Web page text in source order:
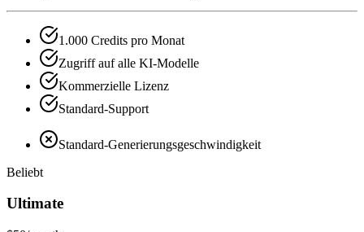
1.000 Credits pro Monat
Zugriff auf alle KI-Modelle
Kommerzielle Lizenz
Standard-Support
Standard-Generierungsgeschwindigkeit
Beliebt
Ultimate